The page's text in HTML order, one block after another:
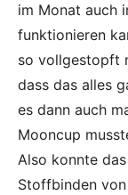
im Monat auch
funktionieren
so vollgestopft
dass das alles
es dann auch
Mooncup
Also konnte
Stoffbinden